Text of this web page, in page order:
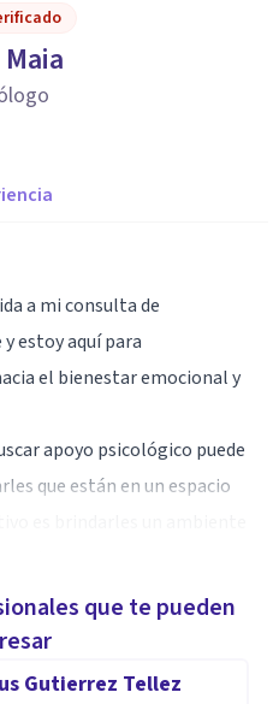
a mi consulta de
estoy aquí para
el bienestar emocional y
apoyo psicológico puede
que están en un espacio
sus metas personales.
he tenido el privilegio de
desafíos, gestionar el
que te pueden
Gutierrez Tellez